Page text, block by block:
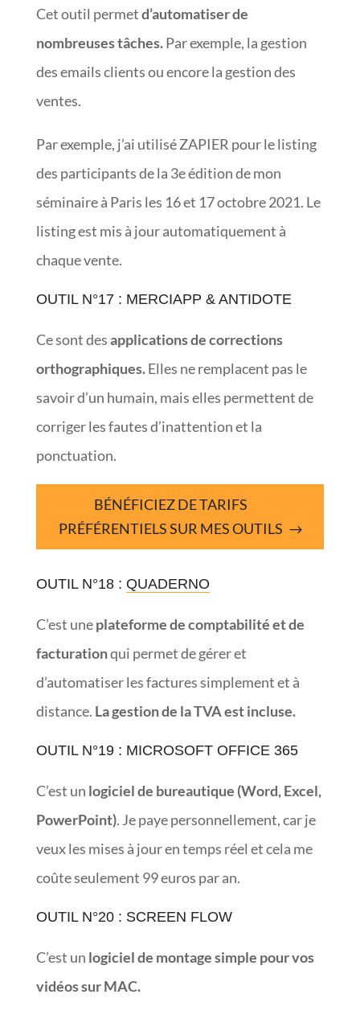
Cet outil permetd’automatiser de
nombreuses tâches.Par exemple, la gestion
des emails clients ou encore la gestion des
ventes.
Par exemple, j’ai utilisé ZAPIER pour le listing
des participants de la 3e édition de mon
séminaire à Paris les 16 et 17 octobre 2021. Le
listing est mis à jour automatiquement à
chaque vente.
OUTIL N°17 : MERCIAPP & ANTIDOTE
Ce sont desapplications de corrections
orthographiques.Elles ne remplacent pas le
savoir d’un humain, mais elles permettent de
corriger les fautes d’inattention et la
ponctuation.
BÉNÉFICIEZ DE TARIFS
PRÉFÉRENTIELS SUR MES OUTILS
OUTIL N°18 : QUADERNO
C’est uneplateforme de comptabilité et de
facturationqui permet de gérer et
d’automatiser les factures simplement et à
distance. La gestion de la TVA est incluse.
OUTIL N°19 : MICROSOFT OFFICE 365
C’est un logiciel de bureautique (Word, Excel,
PowerPoint). Je paye personnellement, car je
veux les mises à jour en temps réel et cela me
coûte seulement 99 euros par an.
OUTIL N°20 : SCREEN FLOW
C’est un logiciel de montage simple pour vos
vidéos sur MAC.